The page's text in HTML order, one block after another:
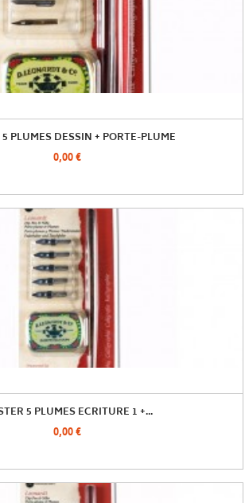
PLUMES DESSIN + PORTE-PLUME
0,00 €
5 PLUMES ECRITURE 1 +...
0,00 €